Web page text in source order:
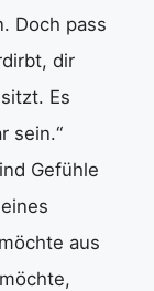
Doch pass
dir
Es
sein.“
Gefühle
aus